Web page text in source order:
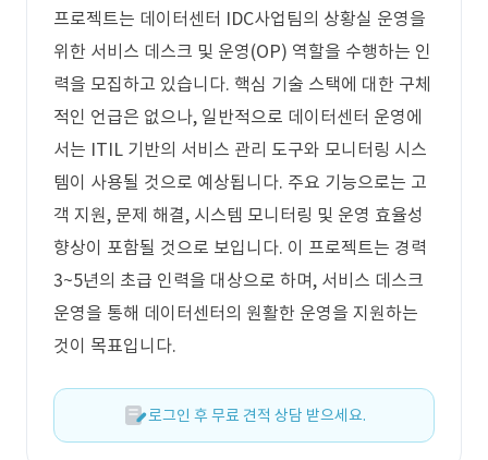
프로젝트는 데이터센터 IDC사업팀의 상황실 운영을
위한 서비스 데스크 및 운영(OP) 역할을 수행하는 인
력을 모집하고 있습니다. 핵심 기술 스택에 대한 구체
적인 언급은 없으나, 일반적으로 데이터센터 운영에
서는 ITIL 기반의 서비스 관리 도구와 모니터링 시스
템이 사용될 것으로 예상됩니다. 주요 기능으로는 고
객 지원, 문제 해결, 시스템 모니터링 및 운영 효율성
향상이 포함될 것으로 보입니다. 이 프로젝트는 경력
3~5년의 초급 인력을 대상으로 하며, 서비스 데스크
운영을 통해 데이터센터의 원활한 운영을 지원하는
것이 목표입니다.
로그인 후 무료 견적 상담 받으세요.